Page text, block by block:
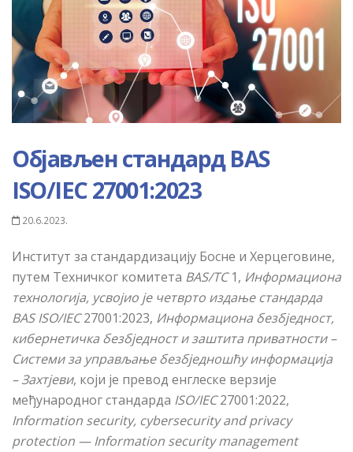
Објављен стандард BAS
ISO/IEC 27001:2023
20.6.2023.
Институт за стандардизацију Босне и Херцеговине,
путем Техничког комитета BAS/TC1, Информациона
технологија, усвојио је четврто издање стандарда
BAS ISO/IEC27001:2023, Информациона безбједност,
кибернетичка безбједност и заштита приватности –
Системи за управљањебезбједношћу информација
– Захтјеви, који је превод енглеске верзије
међународног стандарда ISO/IEC27001:2022,
Information security, cybersecurity and privacy
protection — Information security management